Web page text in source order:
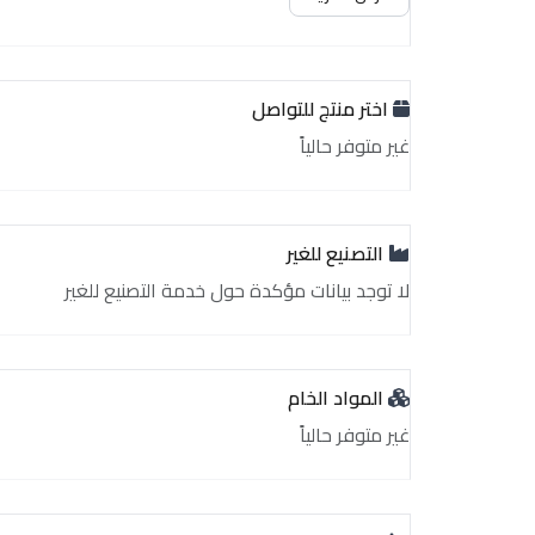
اختر منتج للتواصل
غير متوفر حالياً
التصنيع للغير
لا توجد بيانات مؤكدة حول خدمة التصنيع للغير
المواد الخام
غير متوفر حالياً